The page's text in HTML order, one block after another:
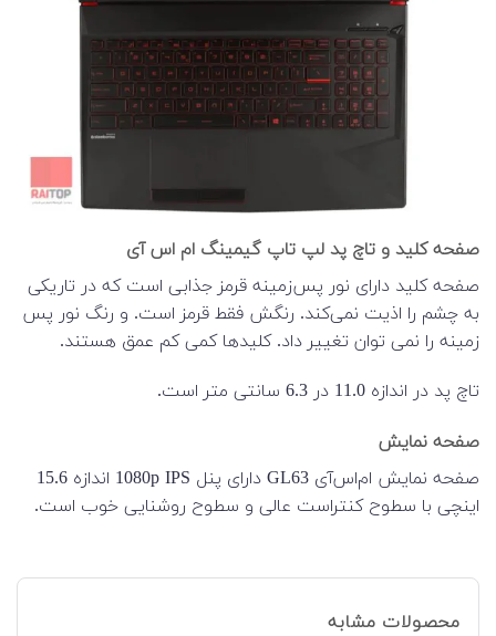
صفحه کلید و تاچ پد لپ تاپ گیمینگ ام اس آی
صفحه کلید دارای نور پس‌زمینه قرمز جذابی است که در تاریکی
به چشم‌ را اذیت نمی‌کند. رنگش فقط قرمز است. و رنگ نور پس
زمینه را نمی توان تغییر داد. کلیدها کمی کم عمق هستند.
تاچ پد در اندازه 11.0 در 6.3 سانتی متر است.
صفحه نمایش
صفحه نمایش ام‌اس‌آی GL63 دارای پنل 1080p IPS اندازه 15.6
اینچی با سطوح کنتراست عالی و سطوح روشنایی خوب است.
محصولات مشابه